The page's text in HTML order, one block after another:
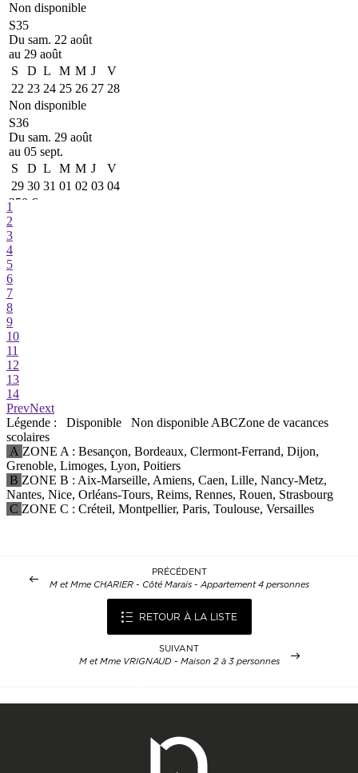
PRÉCÉDENT
M et Mme CHARIER - Côté Marais - Appartement 4 personnes
RETOUR À LA LISTE
SUIVANT
M et Mme VRIGNAUD - Maison 2 à 3 personnes